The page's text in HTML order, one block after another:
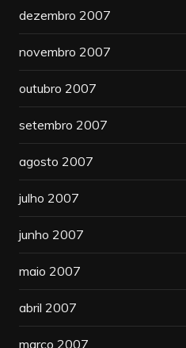
dezembro 2007
novembro 2007
outubro 2007
setembro 2007
agosto 2007
julho 2007
junho 2007
maio 2007
abril 2007
março 2007